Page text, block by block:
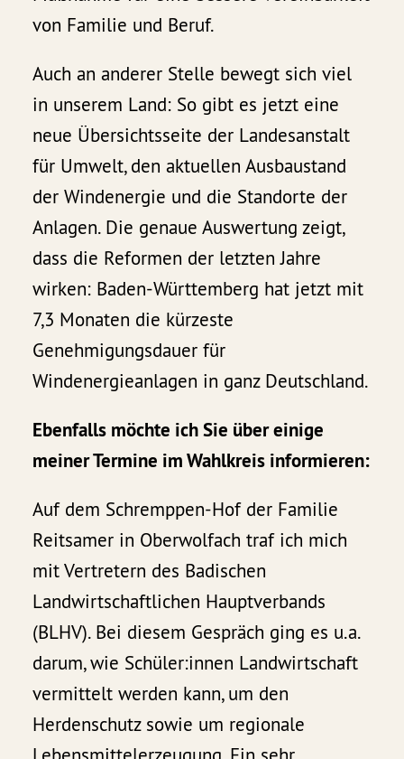
von Familie und Beruf.
Auch an anderer Stelle bewegt sich viel
in unserem Land: So gibt es jetzt eine
neue Übersichtsseite der Landesanstalt
für Umwelt, den aktuellen Ausbaustand
der Windenergie und die Standorte der
Anlagen. Die genaue Auswertung zeigt,
dass die Reformen der letzten Jahre
wirken: Baden-Württemberg hat jetzt mit
7,3 Monaten die kürzeste
Genehmigungsdauer für
Windenergieanlagen in ganz Deutschland.
Ebenfalls möchte ich Sie über einige
meiner Termine im Wahlkreis informieren:
Auf dem Schremppen-Hof der Familie
Reitsamer in Oberwolfach traf ich mich
mit Vertretern des Badischen
Landwirtschaftlichen Hauptverbands
(BLHV). Bei diesem Gespräch ging es u.a.
darum, wie Schüler:innen Landwirtschaft
vermittelt werden kann, um den
Herdenschutz sowie um regionale